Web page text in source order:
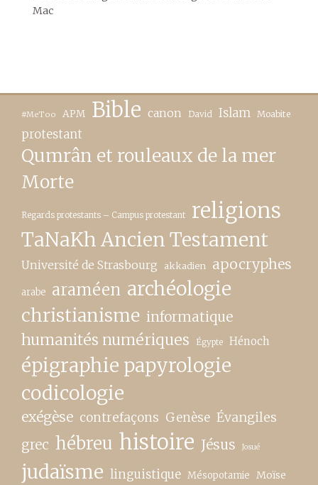
Mac
#MeToo APM Bible canon David Islam Moabite
protestant
Qumrân et rouleaux de la mer
Morte
Regards protestants – Campus protestant religions
TaNaKh Ancien Testament
Université de Strasbourg akkadien apocryphes
arabe araméen archéologie
christianisme informatique
humanités numériques Égypte Hénoch
épigraphie papyrologie
codicologie
exégèse contrefaçons Genèse Évangiles
grec hébreu histoire Jésus Josué
judaïsme linguistique Mésopotamie Moïse